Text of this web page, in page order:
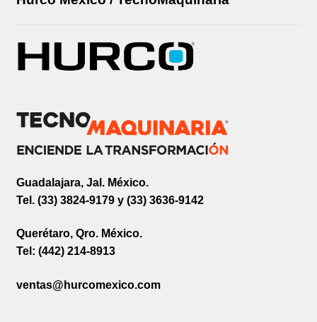
Guadalajara, Jal. México.
Tel. (33) 3824-9179 y (33) 3636-9142
Querétaro, Qro. México.
Tel: (442) 214-8913
ventas@hurcomexico.com